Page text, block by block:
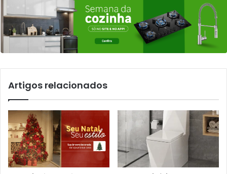
Artigos relacionados